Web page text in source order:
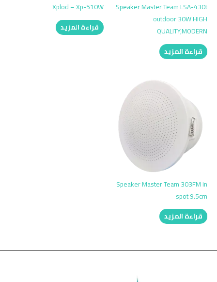
Speaker Master Team LSA-430t
outdoor 30W HIGH
QUALITY,MODERN
قراءة المزيد
Xplod – Xp-510W
قراءة المزيد
Speaker Master Team 303FM in
spot 9.5cm
قراءة المزيد